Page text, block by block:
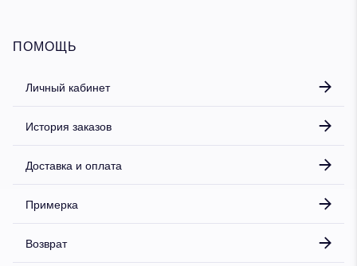
ПОМОЩЬ
Личный кабинет
История заказов
Доставка и оплата
Примерка
Возврат